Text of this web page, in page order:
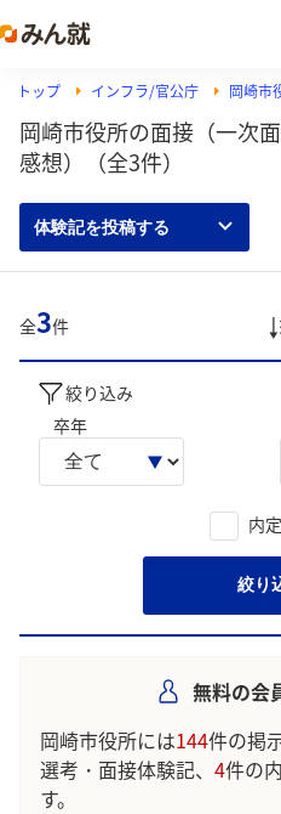
トップ インフラ/官公庁 岡崎市
岡崎市役所の面接（一次
感想）（全3件）
体験記を投稿する
全3件
絞り込み
卒年
内
絞り
無料の会
岡崎市役所には144件の掲
選考・面接体験記、 4件の
す。